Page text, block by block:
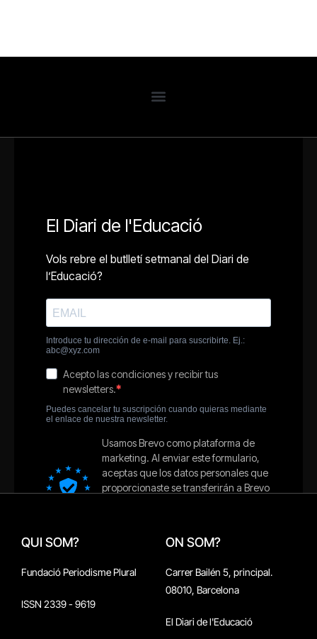
QUI SOM?
Fundació Periodisme Plural
ISSN 2339 - 9619
ON SOM?
Carrer Bailén 5, principal.
08010, Barcelona
El Diari de l'Educació